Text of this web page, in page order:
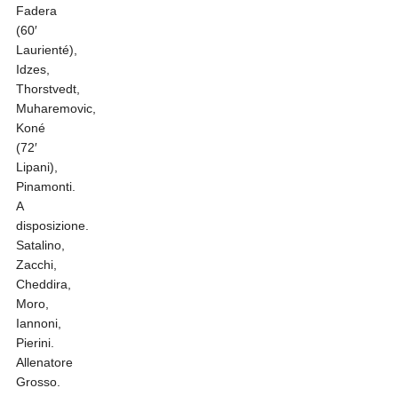
Fadera
(60′
Laurienté),
Idzes,
Thorstvedt,
Muharemovic,
Koné
(72′
Lipani),
Pinamonti.
A
disposizione.
Satalino,
Zacchi,
Cheddira,
Moro,
Iannoni,
Pierini.
Allenatore
Grosso.